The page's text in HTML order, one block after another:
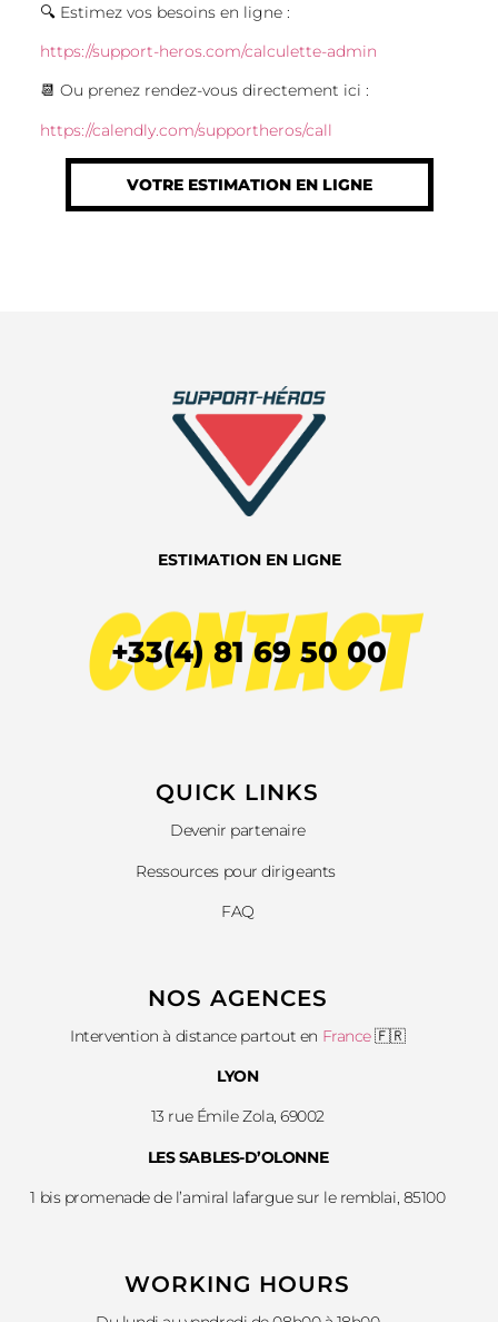
🔍 Estimez vos besoins en ligne :
https://support-heros.com/calculette-admin
📆 Ou prenez rendez-vous directement ici :
https://calendly.com/supportheros/call
VOTRE ESTIMATION EN LIGNE
ESTIMATION EN LIGNE
+33(4) 81 69 50 00
CONTACT
QUICK LINKS​
Devenir partenaire
Ressources pour dirigeants
FAQ
NOS AGENCES
Intervention à distance partout en France🇫🇷
LYON
13 rue Émile Zola, 69002
LES SABLES-D’OLONNE
1 bis promenade de l’amiral lafargue sur le remblai, 85100
WORKING HOURS